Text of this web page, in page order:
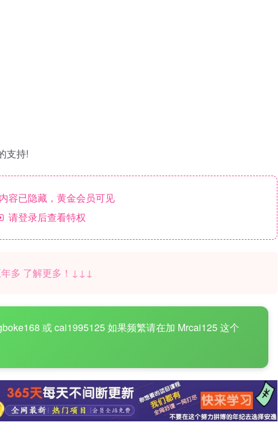
支持!
容已隐藏，黄金会员可见
请登录后查看特权
年多 了解更多！↓↓↓
或 cai1995125 如果频繁请在加 Mrcai125 这个